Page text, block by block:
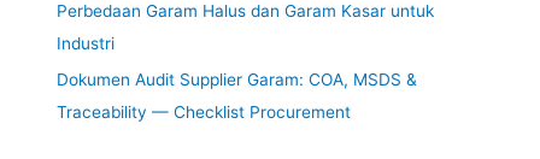
Perbedaan Garam Halus dan Garam Kasar untuk
Industri
Dokumen Audit Supplier Garam: COA, MSDS &
Traceability — Checklist Procurement